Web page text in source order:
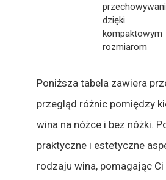
dzięki
kompaktowym
rozmiarom
Poniższa tabela zawiera
przegląd różnic pomiędzy
wina na nóżce i bez nóżki.
praktyczne i estetyczne
rodzaju wina, pomagając